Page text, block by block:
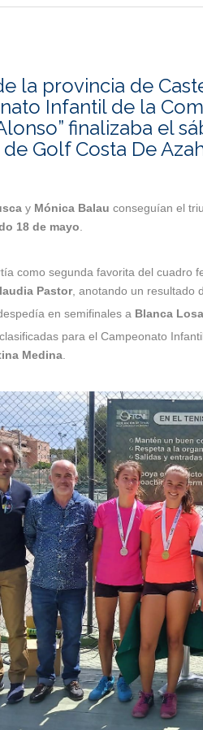
la provincia de
Infantil de la
finalizaba el
Golf Costa De
y Mónica Balau conseguían el
18 de mayo
como segunda favorita del cuadro
Pastor, anotando un resultado
en semifinales a Blanca
para el Campeonato
Medina